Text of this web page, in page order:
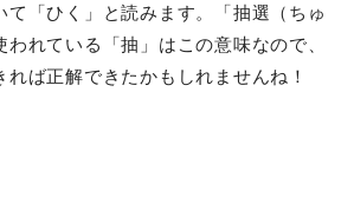
て「ひく」と読みます。「抽選（ちゅ
われている「抽」はこの意味なので、
れば正解できたかもしれませんね！